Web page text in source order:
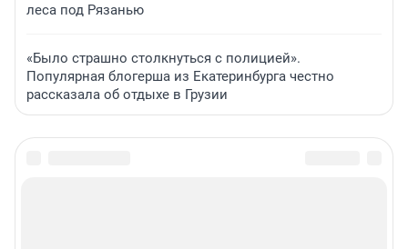
леса под Рязанью
«Было страшно столкнуться с полицией».
Популярная блогерша из Екатеринбурга честно
рассказала об отдыхе в Грузии